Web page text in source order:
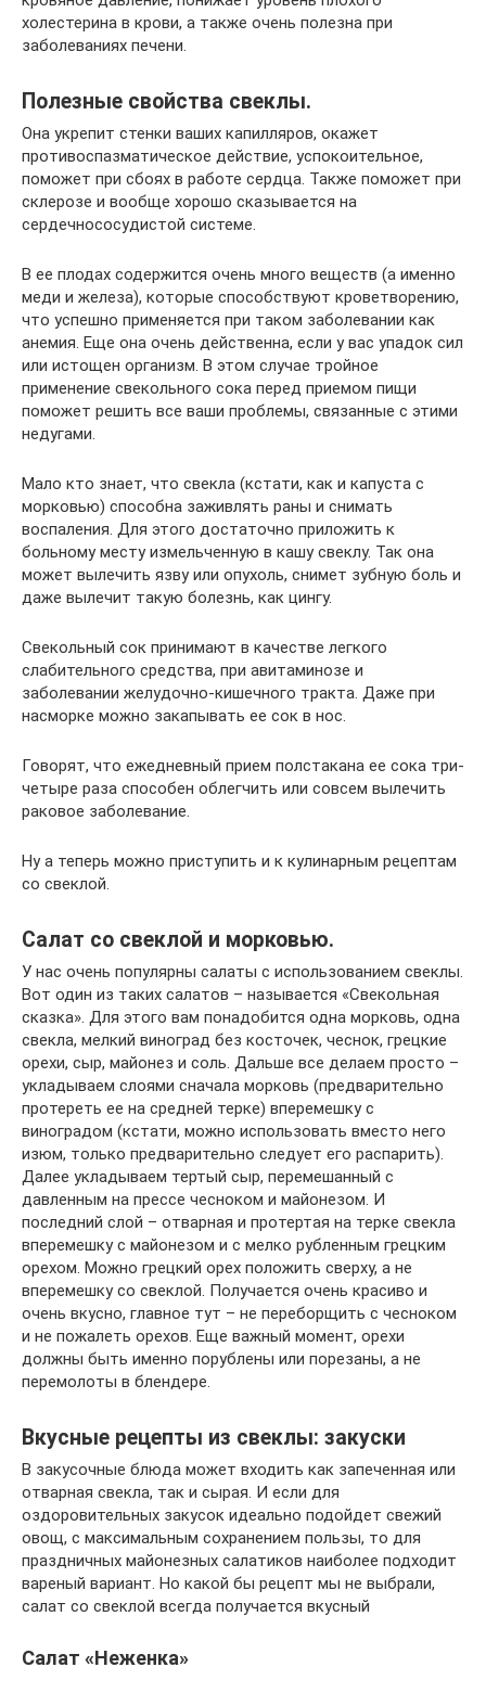
холестерина в крови, а также очень полезна при
заболеваниях печени.
Полезные свойства свеклы.
Она укрепит стенки ваших капилляров, окажет
противоспазматическое действие, успокоительное,
поможет при сбоях в работе сердца. Также поможет при
склерозе и вообще хорошо сказывается на
сердечнососудистой системе.
В ее плодах содержится очень много веществ (а именно
меди и железа), которые способствуют кроветворению,
что успешно применяется при таком заболевании как
анемия. Еще она очень действенна, если у вас упадок сил
или истощен организм. В этом случае тройное
применение свекольного сока перед приемом пищи
поможет решить все ваши проблемы, связанные с этими
недугами.
Мало кто знает, что свекла (кстати, как и капуста с
морковью) способна заживлять раны и снимать
воспаления. Для этого достаточно приложить к
больному месту измельченную в кашу свеклу. Так она
может вылечить язву или опухоль, снимет зубную боль и
даже вылечит такую болезнь, как цингу.
Свекольный сок принимают в качестве легкого
слабительного средства, при авитаминозе и
заболевании желудочно-кишечного тракта. Даже при
насморке можно закапывать ее сок в нос.
Говорят, что ежедневный прием полстакана ее сока три-
четыре раза способен облегчить или совсем вылечить
раковое заболевание.
Ну а теперь можно приступить и к кулинарным рецептам
со свеклой.
Салат со свеклой и морковью.
У нас очень популярны салаты с использованием свеклы.
Вот один из таких салатов – называется «Свекольная
сказка». Для этого вам понадобится одна морковь, одна
свекла, мелкий виноград без косточек, чеснок, грецкие
орехи, сыр, майонез и соль. Дальше все делаем просто –
укладываем слоями сначала морковь (предварительно
протереть ее на средней терке) вперемешку с
виноградом (кстати, можно использовать вместо него
изюм, только предварительно следует его распарить).
Далее укладываем тертый сыр, перемешанный с
давленным на прессе чесноком и майонезом. И
последний слой – отварная и протертая на терке свекла
вперемешку с майонезом и с мелко рубленным грецким
орехом. Можно грецкий орех положить сверху, а не
вперемешку со свеклой. Получается очень красиво и
очень вкусно, главное тут – не переборщить с чесноком
и не пожалеть орехов. Еще важный момент, орехи
должны быть именно порублены или порезаны, а не
перемолоты в блендере.
Вкусные рецепты из свеклы: закуски
В закусочные блюда может входить как запеченная или
отварная свекла, так и сырая. И если для
оздоровительных закусок идеально подойдет свежий
овощ, с максимальным сохранением пользы, то для
праздничных майонезных салатиков наиболее подходит
вареный вариант. Но какой бы рецепт мы не выбрали,
салат со свеклой всегда получается вкусный
Салат «Неженка»